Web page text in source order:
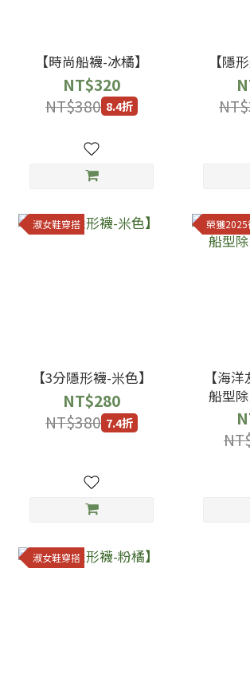
【時尚船襪-冰橘】
NT$320
NT$380 8.4折
【隱
淑女鞋穿搭
【3分隱形襪-米色】
NT$280
NT$380 7.4折
榮獲2025
【海
船型
淑女鞋穿搭